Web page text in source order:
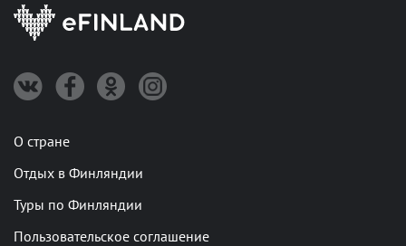
О стране
Отдых в Финляндии
Туры по Финляндии
Пользовательское соглашение